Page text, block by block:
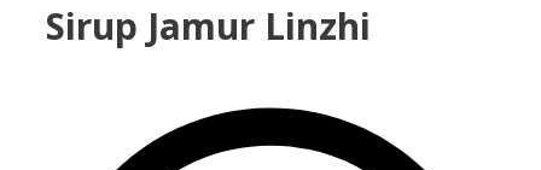
Sirup Jamur Linzhi